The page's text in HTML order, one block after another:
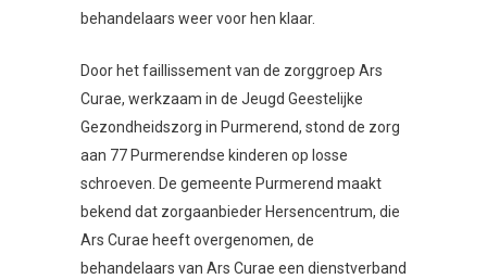
behandelaars weer voor hen klaar.
Door het faillissement van de zorggroep Ars
Curae, werkzaam in de Jeugd Geestelijke
Gezondheidszorg in Purmerend, stond de zorg
aan 77 Purmerendse kinderen op losse
schroeven. De gemeente Purmerend maakt
bekend dat zorgaanbieder Hersencentrum, die
Ars Curae heeft overgenomen, de
behandelaars van Ars Curae een dienstverband